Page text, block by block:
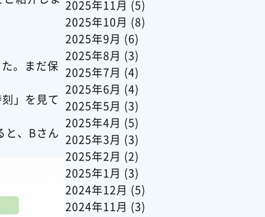
。まだ保
」を見て
と、Bさん
2025年11月 (5)
2025年10月 (8)
2025年9月 (6)
2025年8月 (3)
2025年7月 (4)
2025年6月 (4)
2025年5月 (3)
2025年4月 (5)
2025年3月 (3)
2025年2月 (2)
2025年1月 (3)
2024年12月 (5)
2024年11月 (3)